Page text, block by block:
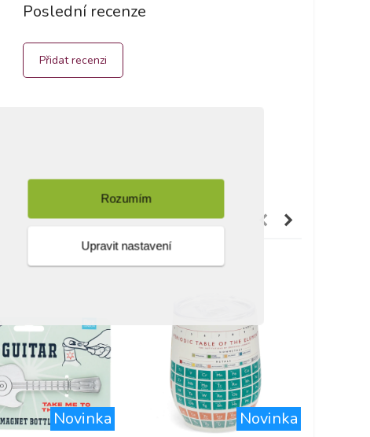
Rozumím
Upravit nastavení
Poslední recenze
Přidat recenzi
Novinka Novinka